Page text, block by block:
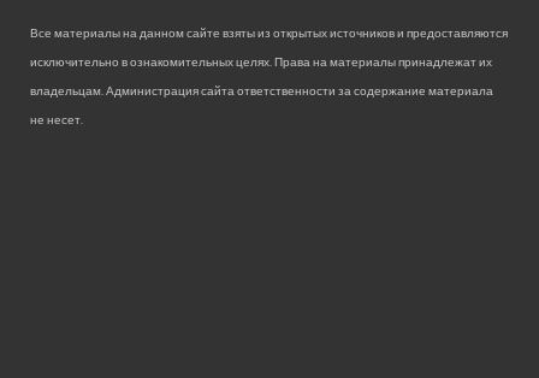
Все материалы на данном сайте взяты из открытых источников и предоставляются
исключительно в ознакомительных целях. Права на материалы принадлежат их
владельцам. Администрация сайта ответственности за содержание материала
не несет.